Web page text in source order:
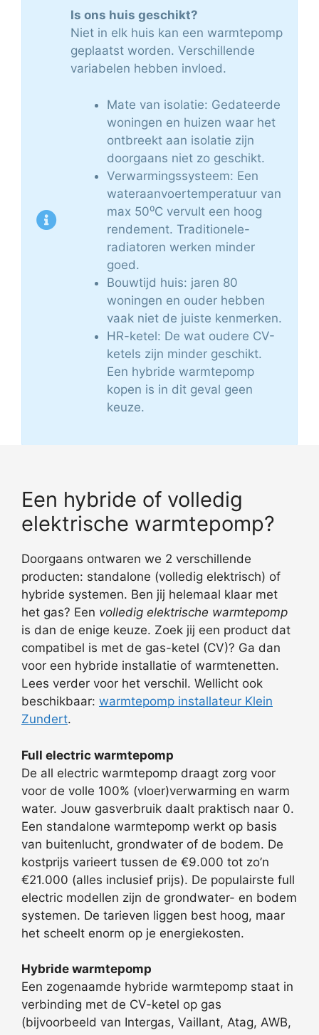
Is ons huis geschikt?
Niet in elk huis kan een warmtepomp
geplaatst worden. Verschillende
variabelen hebben invloed.
Mate van isolatie: Gedateerde
woningen en huizen waar het
ontbreekt aan isolatie zijn
doorgaans niet zo geschikt.
Verwarmingssysteem: Een
wateraanvoertemperatuur van
max 50⁰C vervult een hoog
rendement. Traditionele-
radiatoren werken minder
goed.
Bouwtijd huis: jaren 80
woningen en ouder hebben
vaak niet de juiste kenmerken.
HR-ketel: De wat oudere CV-
ketels zijn minder geschikt.
Een hybride warmtepomp
kopen is in dit geval geen
keuze.
Een hybride of volledig
elektrische warmtepomp?
Doorgaans ontwaren we 2 verschillende
producten: standalone (volledig elektrisch) of
hybride systemen. Ben jij helemaal klaar met
het gas? Een volledig elektrische warmtepomp
is dan de enige keuze. Zoek jij een product dat
compatibel is met de gas-ketel (CV)? Ga dan
voor een hybride installatie of warmtenetten.
Lees verder voor het verschil. Wellicht ook
beschikbaar: warmtepomp installateur Klein
Zundert.
Full electric warmtepomp
De all electric warmtepomp draagt zorg voor
voor de volle 100% (vloer)verwarming en warm
water. Jouw gasverbruik daalt praktisch naar 0.
Een standalone warmtepomp werkt op basis
van buitenlucht, grondwater of de bodem. De
kostprijs varieert tussen de €9.000 tot zo’n
€21.000 (alles inclusief prijs). De populairste full
electric modellen zijn de grondwater- en bodem
systemen. De tarieven liggen best hoog, maar
het scheelt enorm op je energiekosten.
Hybride warmtepomp
Een zogenaamde hybride warmtepomp staat in
verbinding met de CV-ketel op gas
(bijvoorbeeld van Intergas, Vaillant, Atag, AWB,